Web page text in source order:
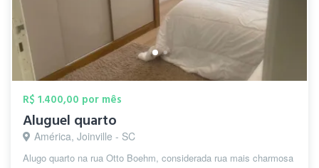
R$ 1.400,00 por mês
Aluguel quarto
América, Joinville - SC
Alugo quarto na rua Otto Boehm, considerada rua mais charmosa